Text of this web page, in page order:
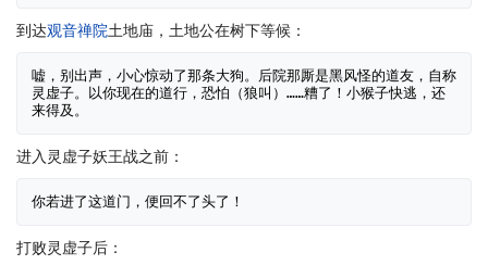
到达观音禅院土地庙，土地公在树下等候：
嘘，别出声，小心惊动了那条大狗。后院那厮是黑风怪的道友，自称
灵虚子。以你现在的道行，恐怕（狼叫）……糟了！小猴子快逃，还
进入灵虚子妖王战之前：
打败灵虚子后：